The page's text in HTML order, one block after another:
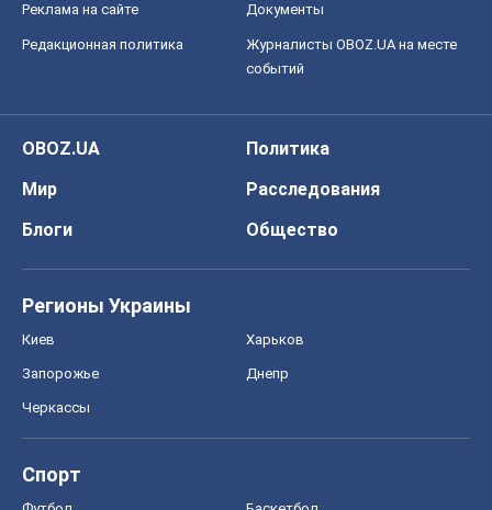
Реклама на сайте Документы
Редакционная политика
Журналисты OBOZ.UA на месте
событий
OBOZ.UA
Политика
Мир
Расследования
Блоги
Общество
Регионы Украины
Киев Харьков
Запорожье Днепр
Черкассы
Спорт